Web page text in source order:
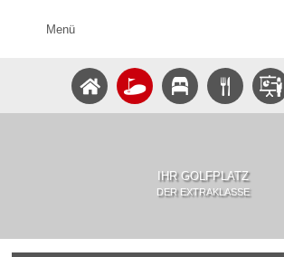
Menü
IHR GOLFPLATZ
DER EXTRAKLASSE